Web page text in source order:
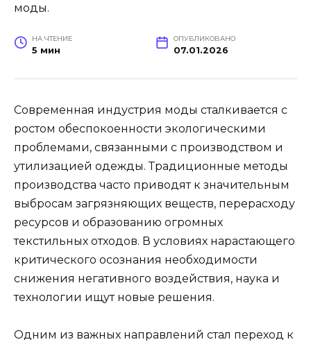
НА ЧТЕНИЕ
5 мин
ОПУБЛИКОВАНО
07.01.2026
Современная индустрия моды сталкивается с
ростом обеспокоенности экологическими
проблемами, связанными с производством и
утилизацией одежды. Традиционные методы
производства часто приводят к значительным
выбросам загрязняющих веществ, перерасходу
ресурсов и образованию огромных
текстильных отходов. В условиях нарастающего
критического осознания необходимости
снижения негативного воздействия, наука и
технологии ищут новые решения.
Одним из важных направлений стал переход к